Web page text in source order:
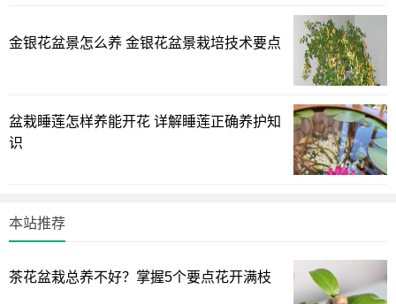
芦荟的品种约有500种，其中最常见的是库拉索芦荟，芦荟
通常指它，除此之外，木立芦荟、中华芦荟、不夜城芦荟、
值钱品种：多叶芦荟是最有价值的，多叶芦荟比普通芦荟
丰富多彩，叶子连接螺旋生长，看起来很霸气，有芦荟界的
的要求也不高，养护时不需要频繁浇水，干燥时浇水即可。
挑选芦荟
金银花盆景怎么养 金银花盆景栽培技术要点
盆栽睡莲怎样养能开花 详解睡莲正确养护知
识
本站推荐
茶花盆栽总养不好？掌握5个要点花开满枝